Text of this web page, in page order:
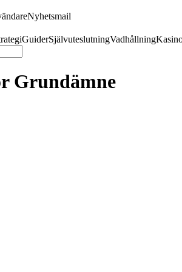
Nyhetsmail
GuiderSjälvuteslutningVadhållning
Grundämne